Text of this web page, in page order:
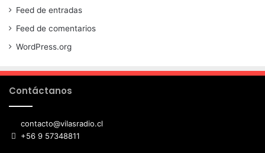
Feed de entradas
Feed de comentarios
WordPress.org
Contáctanos
contacto@vilasradio.cl
+56 9 57348811